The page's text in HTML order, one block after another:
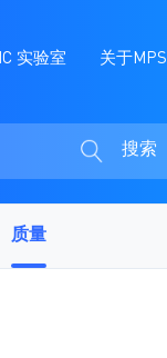
实验室 关于MPS
搜索
质量